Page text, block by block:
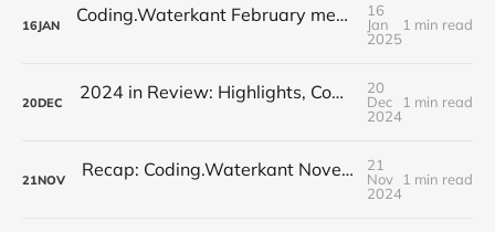
16JAN Coding.Waterkant February meetup: Identifying Toxic Commits // Auto-Documentation for Repositories
16
Jan
2025
1 min read
20DEC 2024 in Review: Highlights, Community, and a Festive Farewell
20
Dec
2024
1 min read
21NOV Recap: Coding.Waterkant November Meetup – AI Frontiers
21
Nov
2024
1 min read